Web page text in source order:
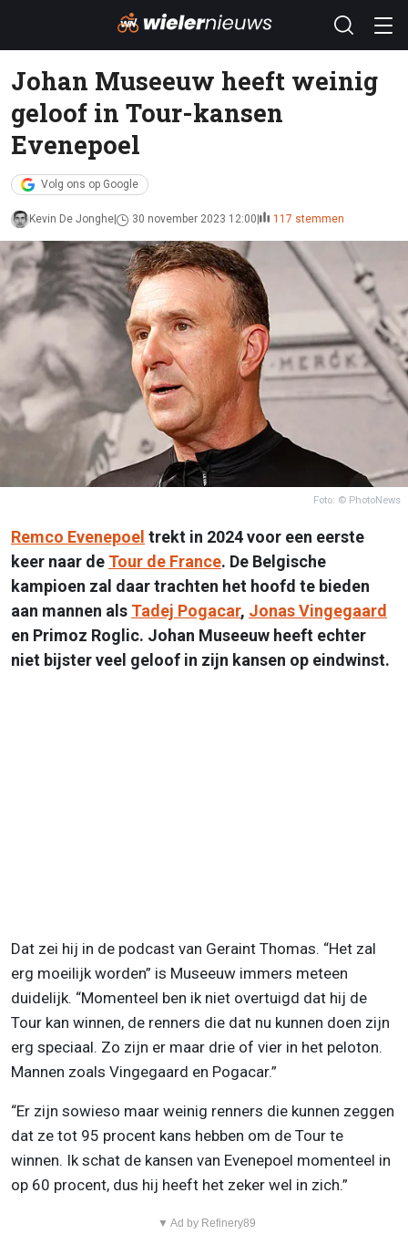
Johan Museeuw heeft weinig
geloof in Tour-kansen
Evenepoel
Volg ons op Google
Kevin De Jonghe 30 november 2023 12:00 117 stemmen
Foto: © PhotoNews
Remco Evenepoel trekt in 2024 voor een eerste
keer naar de Tour de France. De Belgische
kampioen zal daar trachten het hoofd te bieden
aan mannen als Tadej Pogacar, Jonas Vingegaard
en Primoz Roglic. Johan Museeuw heeft echter
niet bijster veel geloof in zijn kansen op eindwinst.
Dat zei hij in de podcast van Geraint Thomas. “Het zal
erg moeilijk worden” is Museeuw immers meteen
duidelijk. “Momenteel ben ik niet overtuigd dat hij de
Tour kan winnen, de renners die dat nu kunnen doen zijn
erg speciaal. Zo zijn er maar drie of vier in het peloton.
Mannen zoals Vingegaard en Pogacar.”
“Er zijn sowieso maar weinig renners die kunnen zeggen
dat ze tot 95 procent kans hebben om de Tour te
winnen. Ik schat de kansen van Evenepoel momenteel in
op 60 procent, dus hij heeft het zeker wel in zich.”
▼ Ad by Refinery89